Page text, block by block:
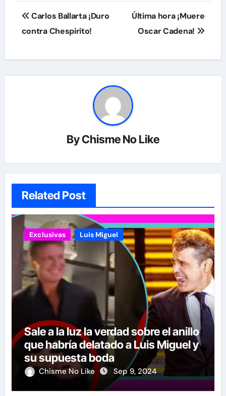
Navegación
de
Carlos Ballarta ¡Duro
contra Chespirito!
Última hora ¡Muere
Oscar Cadena!
ByChisme No Like
Related Post
Exclusivas Luis Miguel
Sale a la luz la verdad sobre el anillo
que habría delatado a Luis Miguel y
su supuesta boda
Chisme No Like Sep 9, 2024